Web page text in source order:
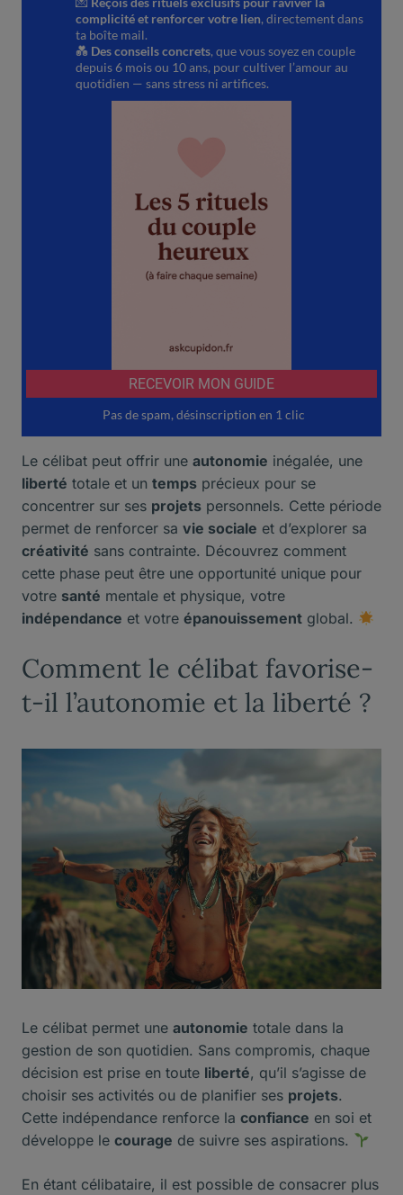
Le célibat peut offrir une autonomie inégalée, une
liberté totale et un temps précieux pour se
concentrer sur ses projets personnels. Cette période
permet de renforcer sa vie sociale et d’explorer sa
créativité sans contrainte. Découvrez comment
cette phase peut être une opportunité unique pour
votre santé mentale et physique, votre
indépendance et votre épanouissement global.
Comment le célibat favorise-
t-il l’autonomie et la liberté ?
Le célibat permet une autonomie totale dans la
gestion de son quotidien. Sans compromis, chaque
décision est prise en toute liberté, qu’il s’agisse de
choisir ses activités ou de planifier ses projets.
Cette indépendance renforce la confiance en soi et
développe le courage de suivre ses aspirations.
En étant célibataire, il est possible de consacrer plus